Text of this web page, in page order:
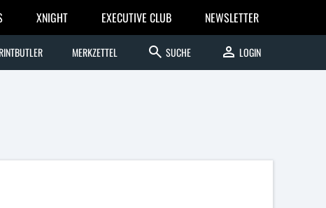
XNIGHT EXECUTIVE CLUB NEWSLETTER
MERKZETTEL search SUCHE person LOGIN